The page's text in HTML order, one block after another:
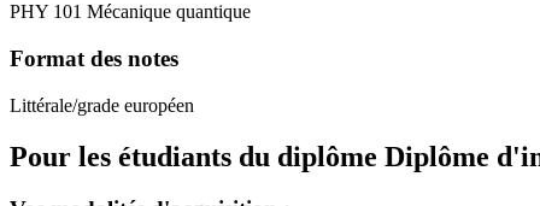
PHY 101 Mécanique quantique
Format des notes
Littérale/grade européen
Pour les étudiants du diplôme Diplôme